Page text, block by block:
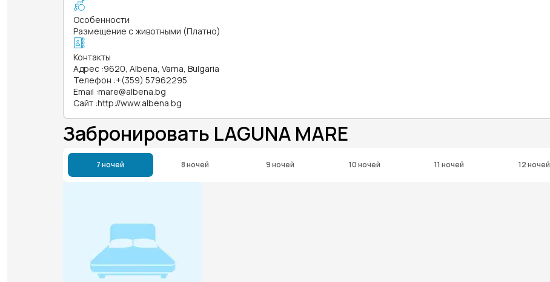
Особенности
Размещение с животными (Платно)
Контакты
Адрес :9620, Albena, Varna, Bulgaria
Телефон :+(359) 57962295
Email :mare@albena.bg
Сайт :http://www.albena.bg
Забронировать LAGUNA MARE
7 ночей 8 ночей 9 ночей 10 ночей 11 ночей 12 ночей